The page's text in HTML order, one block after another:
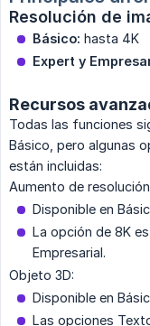
Resolución de
Básico: hasta 4K
Expert y
Recursos
Todas las funciones
Básico, pero algunas
están incluidas:
Aumento de
Disponible en
La opción de 8K
Empresarial.
Objeto 3D:
Disponible en
Las opciones